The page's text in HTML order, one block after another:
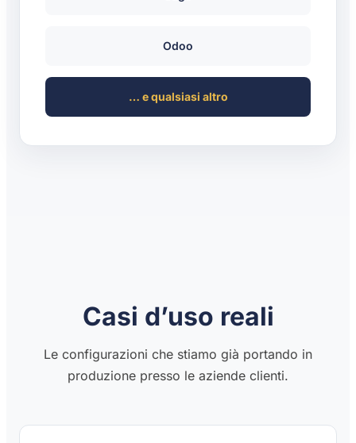
Odoo
… e qualsiasi altro
Casi d’uso reali
Le configurazioni che stiamo già portando in
produzione presso le aziende clienti.